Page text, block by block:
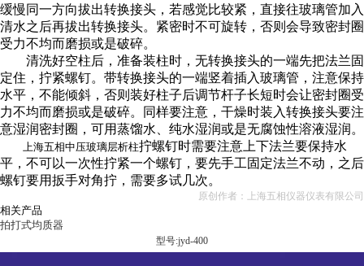
缓慢同一方向拔出转换接头，若感觉比较紧，直接往玻璃管加入
清水之后再拔出转换接头。紧密时不可旋转，否则会导致密封圈
受力不均而磨损或是破碎。
清洗好空柱后，准备装柱时，无转换接头的一端先把法兰固
定住，拧紧螺钉。带转换接头的一端竖着插入玻璃管，注意保持
水平，不能倾斜，否则装好柱子后调节杆子长短时会让密封圈受
力不均而磨损或是破碎。同样要注意，干燥时装入转换接头要注
意湿润密封圈，可用蒸馏水、纯水湿润或是无腐蚀性溶液湿润。
上海五相中压玻璃层析柱拧螺钉时需要注意上下法兰要保持水
平，不可以一次性拧紧一个螺钉，要先手工固定法兰不动，之后
螺钉要用扳手对角拧，需要多试几次。
原创作者：上海五相仪器仪表有限公司
相关产品
拍打式均质器
型号:jyd-400